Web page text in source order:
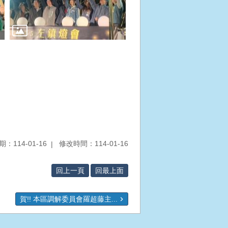
：114-01-16 修改時間：114-01-16
回上一頁 回最上面
賀!! 本區調解委員會羅超藤主...